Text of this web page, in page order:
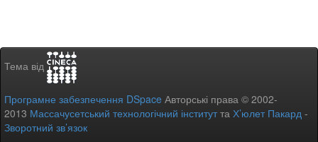
Тема від
Програмне забезпечення DSpace Авторські права © 2002-
2013 Массачусетський технологічний інститутта Х’юлет Пакард -
Зворотний зв’язок